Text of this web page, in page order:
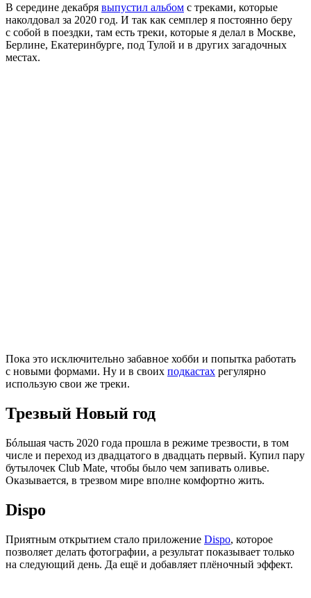
В середине декабря выпустил альбом с треками, которые
наколдовал за 2020 год. И так как семплер я постоянно беру
с собой в поездки, там есть треки, которые я делал в Москве,
Берлине, Екатеринбурге, под Тулой и в других загадочных
местах.
Пока это исключительно забавное хобби и попытка работать
с новыми формами. Ну и в своих подкастах регулярно
использую свои же треки.
Трезвый Новый год
Бóльшая часть 2020 года прошла в режиме трезвости, в том
числе и переход из двадцатого в двадцать первый. Купил пару
бутылочек Club Mate, чтобы было чем запивать оливье.
Оказывается, в трезвом мире вполне комфортно жить.
Dispo
Приятным открытием стало приложение Dispo, которое
позволяет делать фотографии, а результат показывает только
на следующий день. Да ещё и добавляет плёночный эффект.